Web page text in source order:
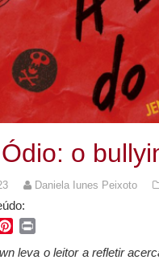
o
Daniela Iunes Peixoto
Pinterest
leva o leitor a refletir